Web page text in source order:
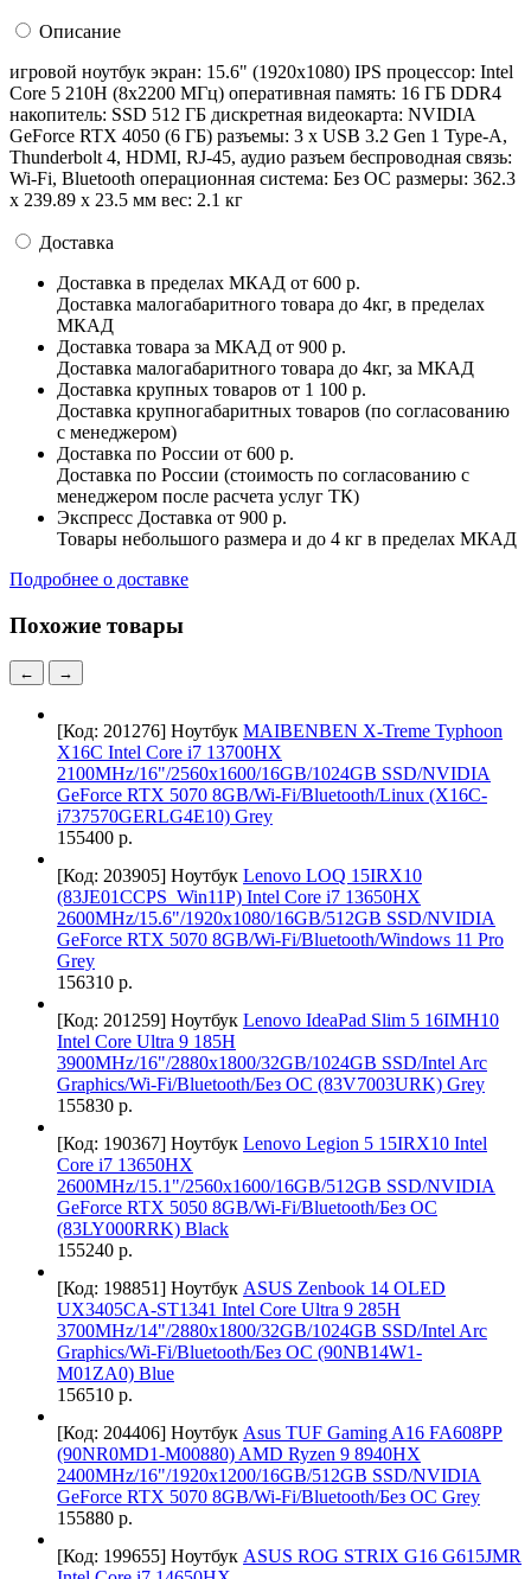
Описание
игровой ноутбук экран: 15.6" (1920x1080) IPS процессор: Intel
Core 5 210H (8x2200 МГц) оперативная память: 16 ГБ DDR4
накопитель: SSD 512 ГБ дискретная видеокарта: NVIDIA
GeForce RTX 4050 (6 ГБ) разъемы: 3 x USB 3.2 Gen 1 Type-A,
Thunderbolt 4, HDMI, RJ-45, аудио разъем беспроводная связь:
Wi-Fi, Bluetooth операционная система: Без ОС pазмеры: 362.3
х 239.89 х 23.5 мм вес: 2.1 кг
Доставка
Доставка в пределах МКАД от 600 р.
Доставка малогабаритного товара до 4кг, в пределах
МКАД
Доставка товара за МКАД от 900 р.
Доставка малогабаритного товара до 4кг, за МКАД
Доставка крупных товаров от 1 100 р.
Доставка крупногабаритных товаров (по согласованию
с менеджером)
Доставка по России от 600 р.
Доставка по России (стоимость по согласованию с
менеджером после расчета услуг ТК)
Экспресс Доставка от 900 р.
Товары небольшого размера и до 4 кг в пределах МКАД
Подробнее о доставке
Похожие товары
← →
[Код: 201276] Ноутбук MAIBENBEN X-Treme Typhoon
X16C Intel Core i7 13700HX
2100MHz/16"/2560x1600/16GB/1024GB SSD/NVIDIA
GeForce RTX 5070 8GB/Wi-Fi/Bluetooth/Linux (X16C-
i737570GERLG4E10) Grey
155400 р.
[Код: 203905] Ноутбук Lenovo LOQ 15IRX10
(83JE01CCPS_Win11P) Intel Core i7 13650HX
2600MHz/15.6"/1920x1080/16GB/512GB SSD/NVIDIA
GeForce RTX 5070 8GB/Wi-Fi/Bluetooth/Windows 11 Pro
Grey
156310 р.
[Код: 201259] Ноутбук Lenovo IdeaPad Slim 5 16IMH10
Intel Core Ultra 9 185H
3900MHz/16"/2880x1800/32GB/1024GB SSD/Intel Arc
Graphics/Wi-Fi/Bluetooth/Без ОС (83V7003URK) Grey
155830 р.
[Код: 190367] Ноутбук Lenovo Legion 5 15IRX10 Intel
Core i7 13650HX
2600MHz/15.1"/2560x1600/16GB/512GB SSD/NVIDIA
GeForce RTX 5050 8GB/Wi-Fi/Bluetooth/Без ОС
(83LY000RRK) Black
155240 р.
[Код: 198851] Ноутбук ASUS Zenbook 14 OLED
UX3405CA-ST1341 Intel Core Ultra 9 285H
3700MHz/14"/2880x1800/32GB/1024GB SSD/Intel Arc
Graphics/Wi-Fi/Bluetooth/Без ОС (90NB14W1-
M01ZA0) Blue
156510 р.
[Код: 204406] Ноутбук Asus TUF Gaming A16 FA608PP
(90NR0MD1-M00880) AMD Ryzen 9 8940HX
2400MHz/16"/1920x1200/16GB/512GB SSD/NVIDIA
GeForce RTX 5070 8GB/Wi-Fi/Bluetooth/Без ОС Grey
155880 р.
[Код: 199655] Ноутбук ASUS ROG STRIX G16 G615JMR